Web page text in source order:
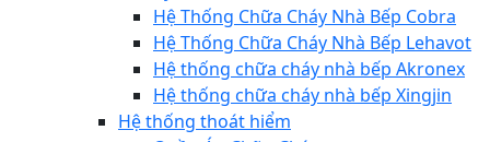
Hệ Thống Chữa Cháy Nhà Bếp Cobra
Hệ Thống Chữa Cháy Nhà Bếp Lehavot
Hệ thống chữa cháy nhà bếp Akronex
Hệ thống chữa cháy nhà bếp Xingjin
Hệ thống thoát hiểm